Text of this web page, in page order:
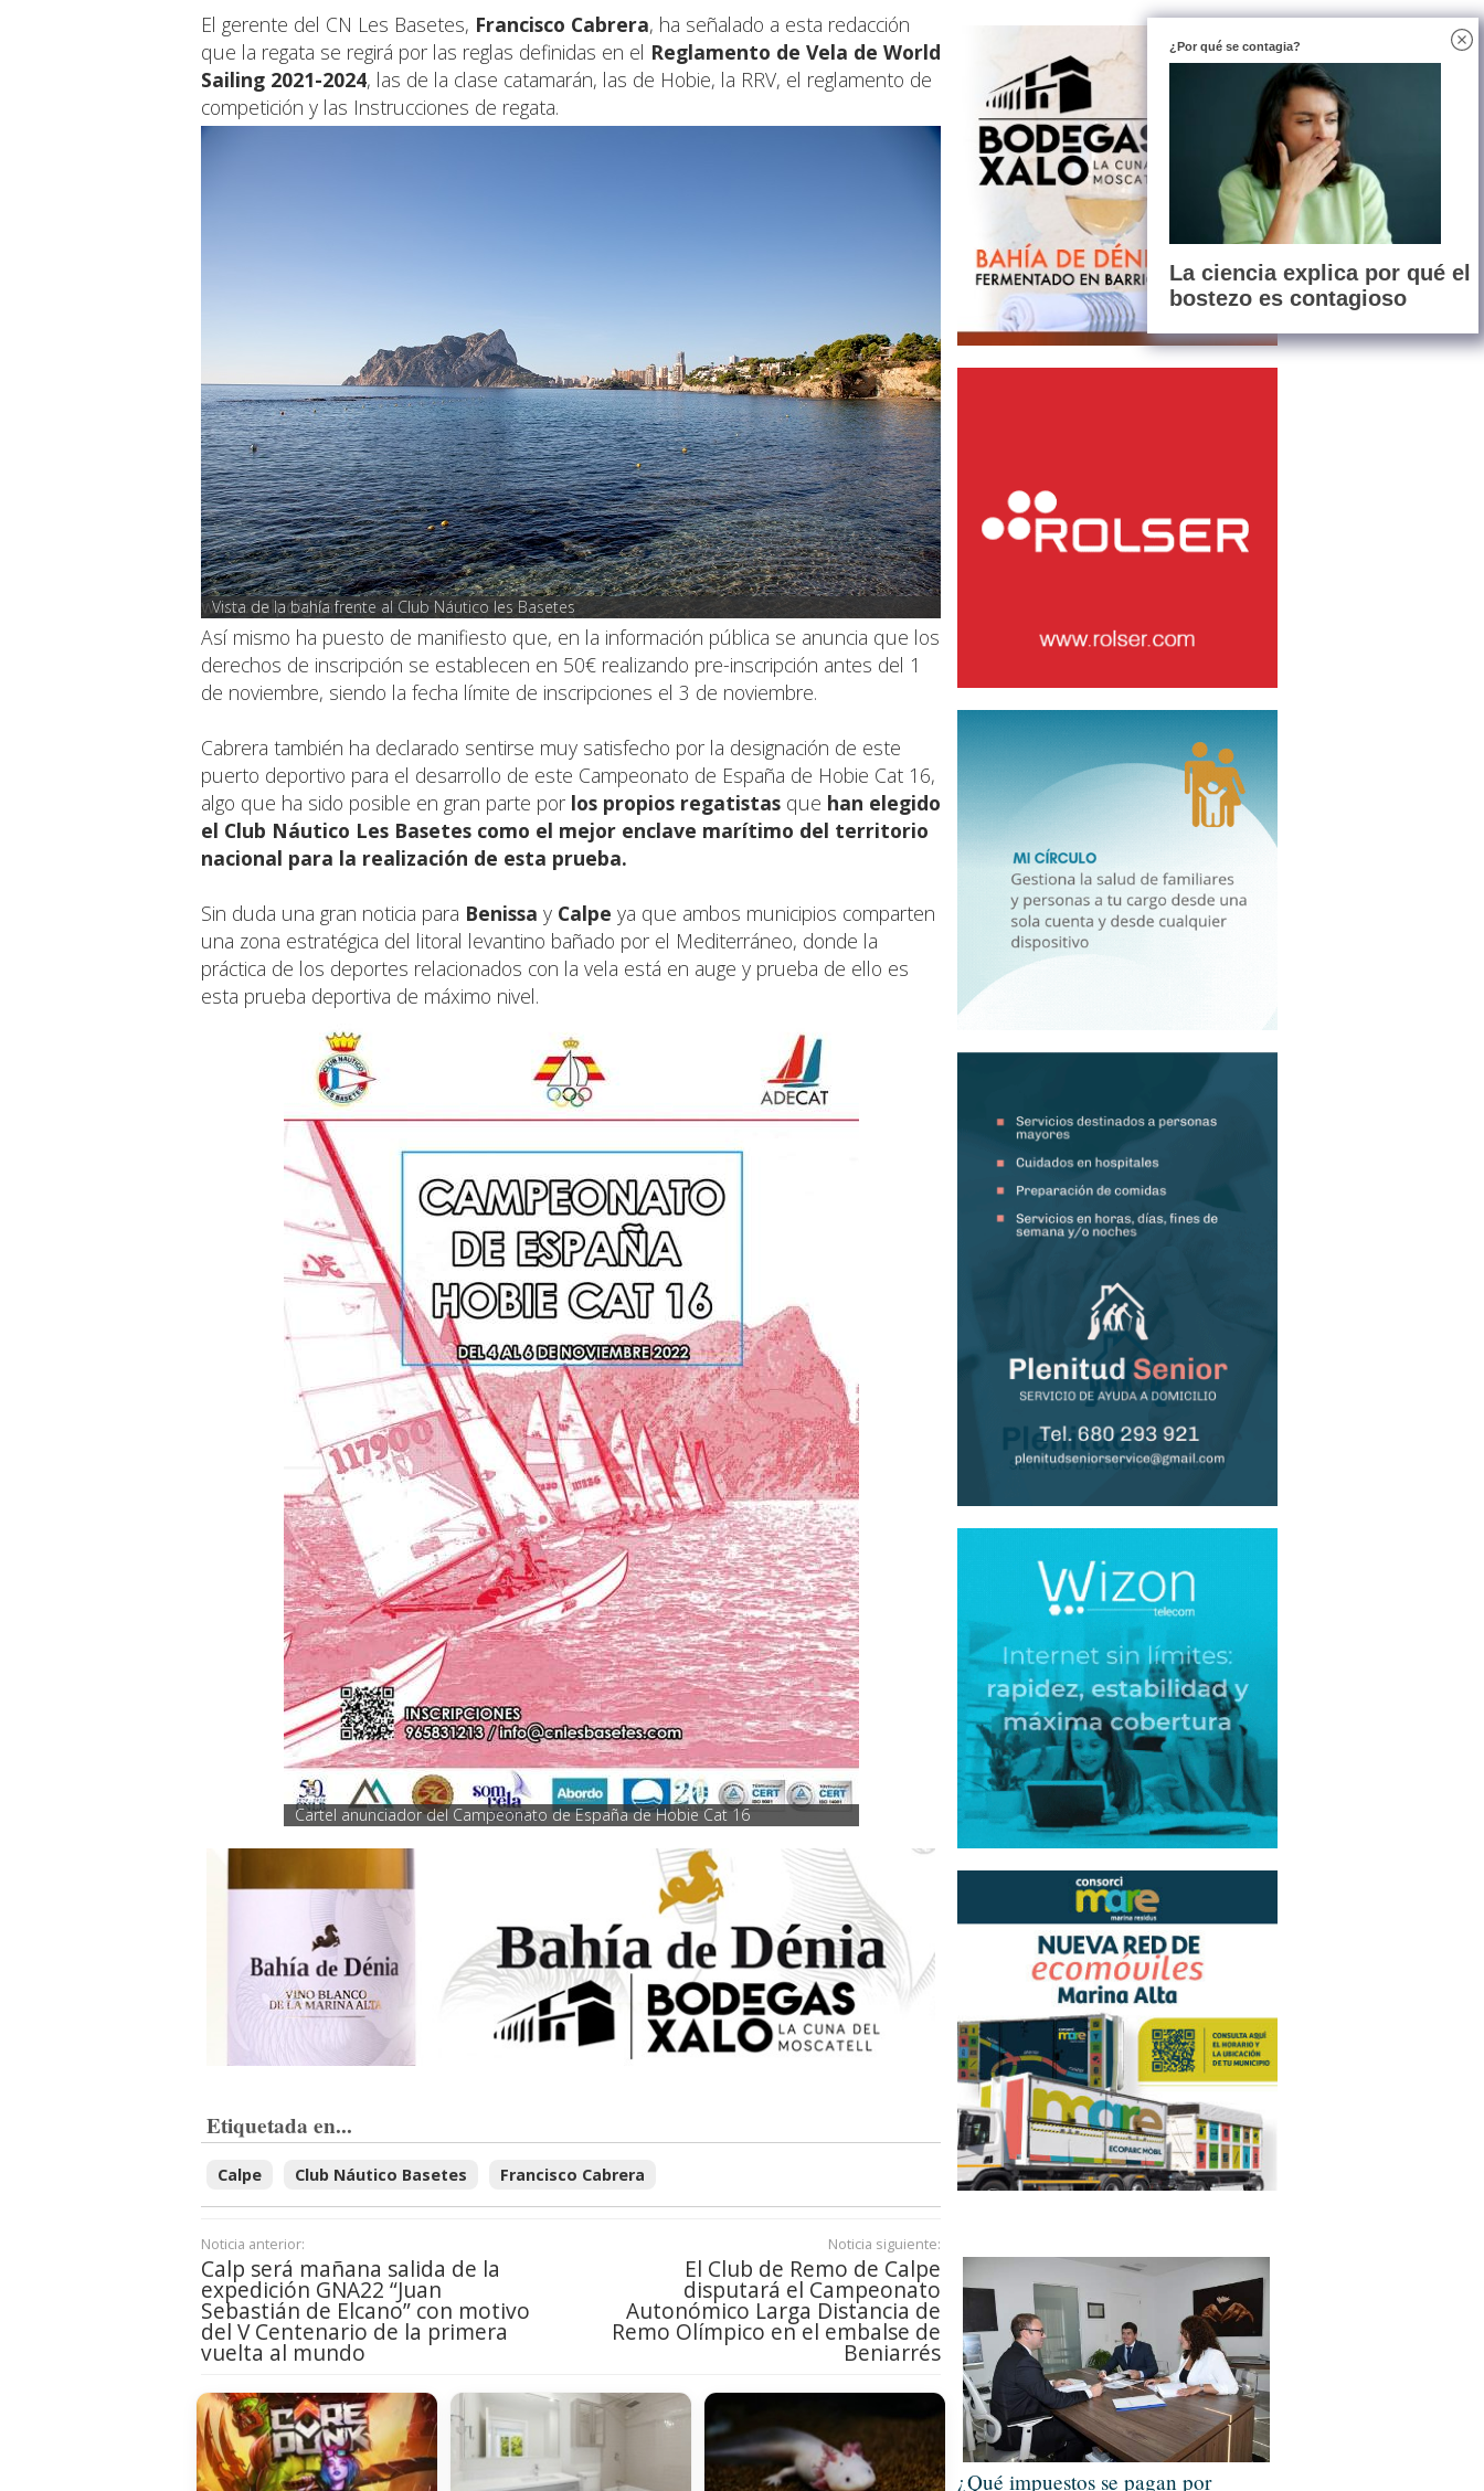
El gerente del CN Les Basetes, Francisco Cabrera, ha señalado a esta redacción
que la regata se regirá por las reglas definidas en el Reglamento de Vela de World
Sailing 2021-2024, las de la clase catamarán, las de Hobie, la RRV, el reglamento de
competición y las Instrucciones de regata.
Vista de la bahía frente al Club Náutico les Basetes
Así mismo ha puesto de manifiesto que, en la información pública se anuncia que los
derechos de inscripción se establecen en 50€ realizando pre-inscripción antes del 1
de noviembre, siendo la fecha límite de inscripciones el 3 de noviembre.
Cabrera también ha declarado sentirse muy satisfecho por la designación de este
puerto deportivo para el desarrollo de este Campeonato de España de Hobie Cat 16,
algo que ha sido posible en gran parte por los propios regatistas que han elegido
el Club Náutico Les Basetes como el mejor enclave marítimo del territorio
nacional para la realización de esta prueba.
Sin duda una gran noticia para Benissa y Calpe ya que ambos municipios comparten
una zona estratégica del litoral levantino bañado por el Mediterráneo, donde la
práctica de los deportes relacionados con la vela está en auge y prueba de ello es
esta prueba deportiva de máximo nivel.
Cartel anunciador del Campeonato de España de Hobie Cat 16
Etiquetada en...
Calpe Club Náutico Basetes Francisco Cabrera
Noticia anterior:
Calp será mañana salida de la
expedición GNA22 “Juan
Sebastián de Elcano” con motivo
del V Centenario de la primera
vuelta al mundo
Noticia siguiente:
El Club de Remo de Calpe
disputará el Campeonato
Autonómico Larga Distancia de
Remo Olímpico en el embalse de
Beniarrés
¿Qué impuestos se pagan por
¿Por qué se contagia?
La ciencia explica por qué el
bostezo es contagioso